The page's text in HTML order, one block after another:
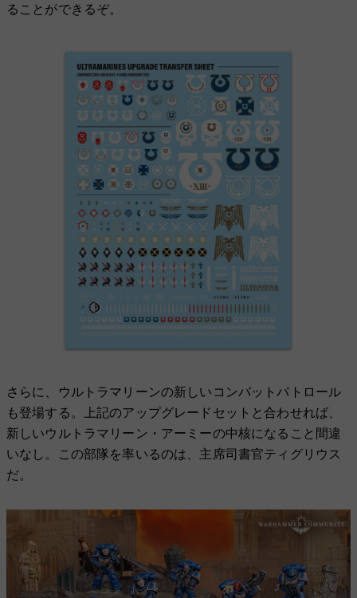
ることができるぞ。
さらに、ウルトラマリーンの新しいコンバットパトロール
も登場する。上記のアップグレードセットと合わせれば、
新しいウルトラマリーン・アーミーの中核になること間違
いなし。この部隊を率いるのは、主席司書官ティグリウス
だ。